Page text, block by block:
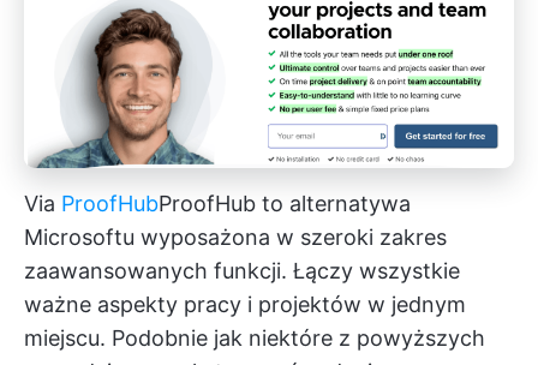
Via ProofHubProofHub to alternatywa
Microsoftu wyposażona w szeroki zakres
zaawansowanych funkcji. Łączy wszystkie
ważne aspekty pracy i projektów w jednym
miejscu. Podobnie jak niektóre z powyższych